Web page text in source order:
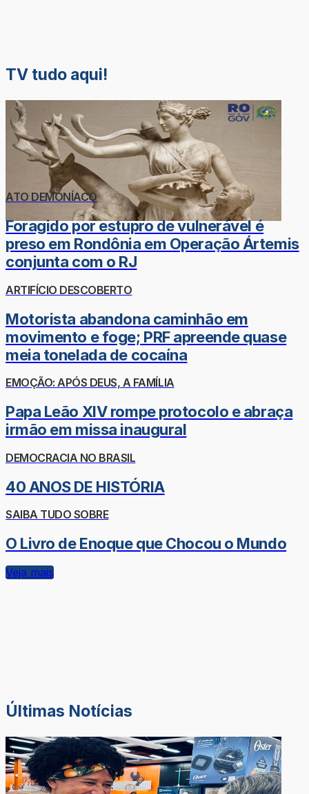
TV tudo aqui!
ATO DEMONÍACO
Foragido por estupro de vulnerável é
preso em Rondônia em Operação Ártemis
conjunta com o RJ
ARTIFÍCIO DESCOBERTO
Motorista abandona caminhão em
movimento e foge; PRF apreende quase
meia tonelada de cocaína
EMOÇÃO: APÓS DEUS, A FAMÍLIA
Papa Leão XIV rompe protocolo e abraça
irmão em missa inaugural
DEMOCRACIA NO BRASIL
40 ANOS DE HISTÓRIA
SAIBA TUDO SOBRE
O Livro de Enoque que Chocou o Mundo
Veja mais
Últimas Notícias